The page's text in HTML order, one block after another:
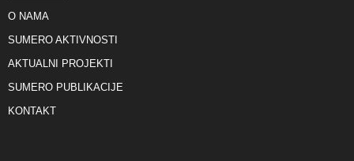
O NAMA
SUMERO AKTIVNOSTI
AKTUALNI PROJEKTI
SUMERO PUBLIKACIJE
KONTAKT